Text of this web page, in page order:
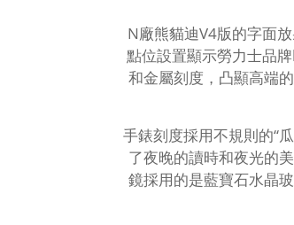
N廠熊貓迪V4版的字面
點位設置顯示勞力士品
和金屬刻度，凸顯高端
手錶刻度採用不規則的“
了夜晚的讀時和夜光的
鏡採用的是藍寶石水晶